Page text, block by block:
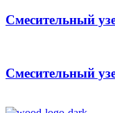
Смесительный
Смесительный